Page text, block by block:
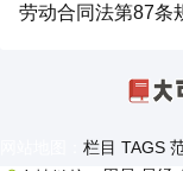
劳动合同法第87条
栏目 TAGS